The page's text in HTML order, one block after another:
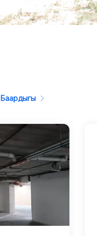
Баардыгы